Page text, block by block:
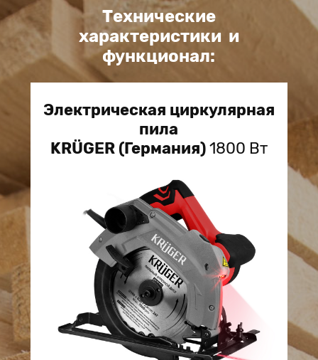
Технические
характеристики и
функционал:
Электрическая циркулярная
пила
KRÜGER (Германия)1800 Вт